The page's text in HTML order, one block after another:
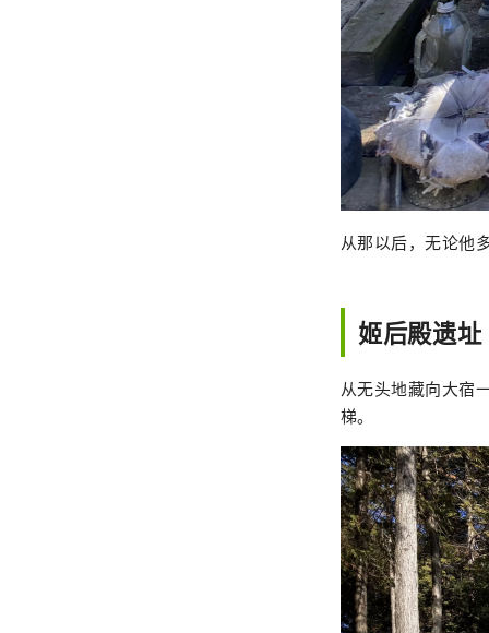
从那以后，无论他
姬后殿遗址
从无头地藏向大宿
梯。